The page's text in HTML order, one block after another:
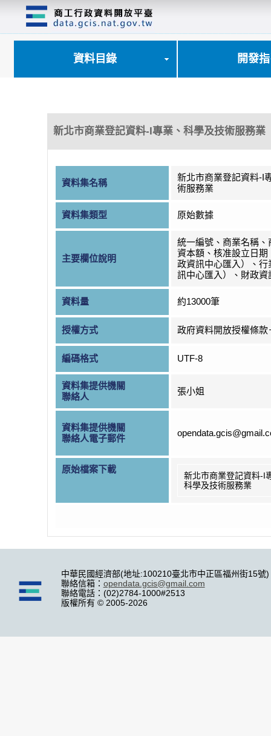
資料目錄 開發
新北市商業登記資料-I專業、科學及技術服務業
資料集名稱
新北市商業登記資料-I
術服務業
資料集類型 原始數據
主要欄位說明
統一編號、商業名稱、
資本額、核准設立日期
政資訊中心匯入）、行
訊中心匯入）、財政資
資料量 約13000筆
授權方式 政府資料開放授權條款
編碼格式 UTF-8
資料集提供機關
聯絡人
張小姐
資料集提供機關
聯絡人電子郵件
原始檔案下載
新北市商業登記資料-I
科學及技術服務業
中華民國經濟部(地址:100210臺北市中正區福州街15號)
聯絡信箱： opendata.gcis@gmail.com
聯絡電話：(02)2784-1000#2513
版權所有 © 2005-2026